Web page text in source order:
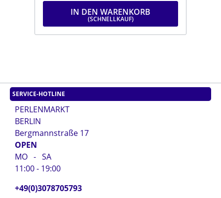
IN DEN WARENKORB
SERVICE-HOTLINE
PERLENMARKT
BERLIN
Bergmannstraße 17
OPEN
MO - SA
11:00 - 19:00
+49(0)3078705793